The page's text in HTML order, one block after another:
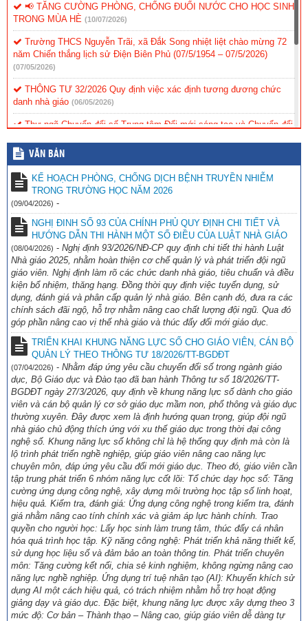
📢 TĂNG CƯỜNG PHÒNG, CHỐNG ĐUỐI NƯỚC CHO HỌC SINH
TRONG MÙA HÈ (10/07/2026)
Trường THCS Nguyễn Trãi, xã Đắk Song nhiệt liệt chào mừng 72
năm Chiến thắng lịch sử Điện Biên Phủ (07/5/1954 – 07/5/2026)
(07/05/2026)
THÔNG TƯ 32/2026 Quy định việc xác định tương đương chức
danh nhà giáo (06/05/2026)
Thư ngõ Chuyển đổi số Trung tâm Đổi mới sáng tạo và Chuyển đổi
CÔNG AN XÃ ĐẮK SONG TRIỂN KHAI MÔ HÌNH “CỔNG
TRƯỜNG AN TOÀN GIAO THÔNG” TẠI TRƯỜNG THCS NGUYỄN
TRÃI
(06/05/2026)
Trường THCS Nguyễn Trãi Hướng dẫn tham gia thử thách trực
tuyến “S-Race 2026″ (06/05/2026)
TRƯỜNG THCS NGUYỄN TRÃI HƯỚNG DẪN SỬ DỤNG BỘ
SGK KẾT NỐI TRI THỨC VỚI CUỘC SỐNG NĂM HỌC 2026-2027
(06/05/2026)
VĂN BẢN
KẾ HOẠCH PHÒNG, CHỐNG DỊCH BỆNH TRUYỀN NHIỄM
TRONG TRƯỜNG HỌC NĂM 2026
(09/04/2026) -
NGHỊ ĐINH SỐ 93 CỦA CHÍNH PHỦ QUY ĐỊNH CHI TIẾT VÀ
HƯỚNG DẪN THI HÀNH MỘT SỐ ĐIỀU CỦA LUẬT NHÀ GIÁO
(08/04/2026) - Nghị định 93/2026/NĐ-CP quy định chi tiết thi hành Luật
Nhà giáo 2025, nhằm hoàn thiện cơ chế quản lý và phát triển đội ngũ
giáo viên. Nghị định làm rõ các chức danh nhà giáo, tiêu chuẩn và điều
kiện bổ nhiệm, thăng hạng. Đồng thời quy định việc tuyển dụng, sử
dụng, đánh giá và phân cấp quản lý nhà giáo. Bên cạnh đó, đưa ra các
chính sách đãi ngộ, hỗ trợ nhằm nâng cao chất lượng đội ngũ. Qua đó
góp phần nâng cao vị thế nhà giáo và thúc đẩy đổi mới giáo dục.
TRIỂN KHAI KHUNG NĂNG LỰC SỐ CHO GIÁO VIÊN, CÁN BỘ
QUẢN LÝ THEO THÔNG TƯ 18/2026/TT-BGDĐT
(07/04/2026) - Nhằm đáp ứng yêu cầu chuyển đổi số trong ngành giáo
dục, Bộ Giáo dục và Đào tạo đã ban hành Thông tư số 18/2026/TT-
BGDĐT ngày 27/3/2026, quy định về khung năng lực số dành cho giáo
viên và cán bộ quản lý cơ sở giáo dục mầm non, phổ thông và giáo dục
thường xuyên. Đây được xem là định hướng quan trọng, giúp đội ngũ
nhà giáo chủ động thích ứng với xu thế giáo dục trong thời đại công
nghệ số. Khung năng lực số không chỉ là hệ thống quy định mà còn là
lộ trình phát triển nghề nghiệp, giúp giáo viên nâng cao năng lực
chuyên môn, đáp ứng yêu cầu đổi mới giáo dục. Theo đó, giáo viên cần
tập trung phát triển 6 nhóm năng lực cốt lõi: Tổ chức dạy học số: Tăng
cường ứng dụng công nghệ, xây dựng môi trường học tập số linh hoạt,
hiệu quả. Kiểm tra, đánh giá: Ứng dụng công nghệ trong kiểm tra, đánh
giá nhằm nâng cao tính chính xác và giảm áp lực hành chính. Trao
quyền cho người học: Lấy học sinh làm trung tâm, thúc đẩy cá nhân
hóa quá trình học tập. Kỹ năng công nghệ: Phát triển khả năng thiết kế,
sử dụng học liệu số và đảm bảo an toàn thông tin. Phát triển chuyên
môn: Tăng cường kết nối, chia sẻ kinh nghiệm, không ngừng nâng cao
năng lực nghề nghiệp. Ứng dụng trí tuệ nhân tạo (AI): Khuyến khích sử
dụng AI một cách hiệu quả, có trách nhiệm nhằm hỗ trợ hoạt động
giảng dạy và giáo dục. Đặc biệt, khung năng lực được xây dựng theo 3
mức độ: Cơ bản – Thành thạo – Nâng cao, giúp giáo viên dễ dàng tự